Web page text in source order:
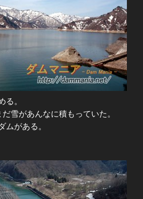
る。
雪があんなに積もっていた。
ムがある。